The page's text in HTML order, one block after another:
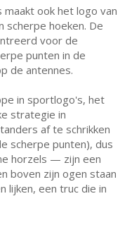
ook het logo van
scherpe hoeken. De
voor de
punten in de
de antennes.
in sportlogo's, het
strategie in
af te schrikken
scherpe punten), dus
horzels — zijn een
boven zijn ogen staan
lijken, een truc die in